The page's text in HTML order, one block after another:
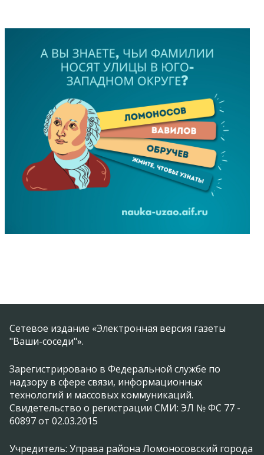
Сетевое издание «Электронная версия газеты
"Ваши-соседи"».
Зарегистрировано в Федеральной службе по
надзору в сфере связи, информационных
технологий и массовых коммуникаций.
Свидетельство о регистрации СМИ: ЭЛ № ФС 77 -
60897 от 02.03.2015
Учредитель: Управа района Ломоносовский города